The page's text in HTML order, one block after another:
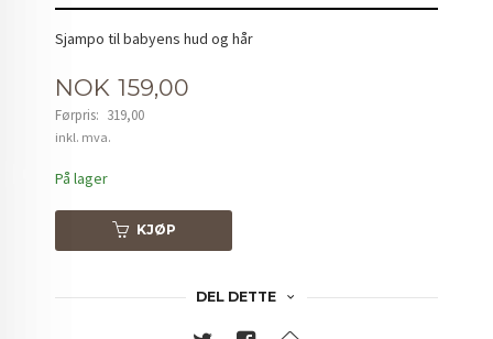
Sjampo til babyens hud og hår
Tilbud
NOK 159,00
Førpris: 319,00
Rabatt
inkl. mva.
På lager
KJØP
DEL DETTE